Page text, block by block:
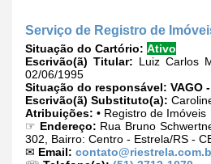
Serviço de Registro de
Situação do Cartório: Ativo
Escrivão(ã) Titular: Luiz Carlos
02/06/1995
Situação do responsável: VAGO
Escrivão(ã) Substituto(a):
Atribuições: • Registro de Imóveis
☞ Endereço: Rua Bruno
302, Bairro: Centro - Estrela/RS -
✉ Email: